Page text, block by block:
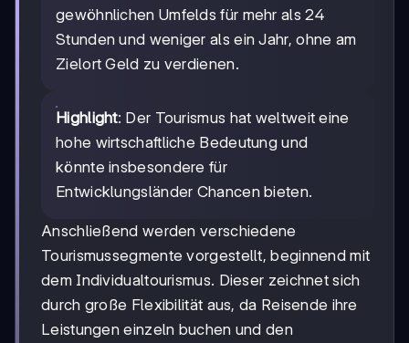
gewöhnlichen Umfelds für mehr als 24
Stunden und weniger als ein Jahr, ohne am
Zielort Geld zu verdienen.
Highlight: Der Tourismus hat weltweit eine
hohe wirtschaftliche Bedeutung und
könnte insbesondere für
Entwicklungsländer Chancen bieten.
Anschließend werden verschiedene
Tourismussegmente vorgestellt, beginnend mit
dem Individualtourismus. Dieser zeichnet sich
durch große Flexibilität aus, da Reisende ihre
Leistungen einzeln buchen und den